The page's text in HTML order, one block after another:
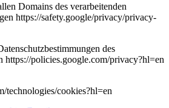
Domains des verarbeitenden
https://safety.google/privacy/privacy-
des
https://policies.google.com/privacy?hl=en
technologies/cookies?hl=en